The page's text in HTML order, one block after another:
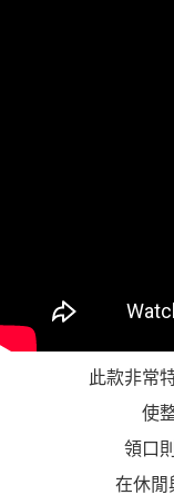
此款非常
使
領口
在休閒